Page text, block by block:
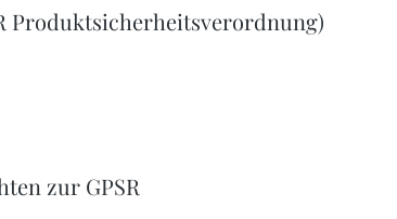
Produktsicherheitsverordnung)
zur GPSR